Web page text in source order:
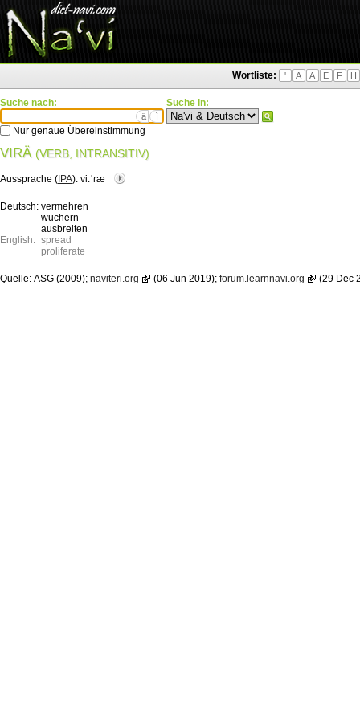
Wortliste: ' A Ä E F H
Suche nach:
ä ì
Nur genaue Übereinstimmung
Suche in:
VIRÄ (VERB, INTRANSITIV)
Aussprache ( IPA): vi.ˈɾæ
Deutsch: vermehren
wuchern
ausbreiten
English: spread
proliferate
Quelle: ASG (2009); naviteri.org (06 Jun 2019); forum.learnnavi.org (29 Dec